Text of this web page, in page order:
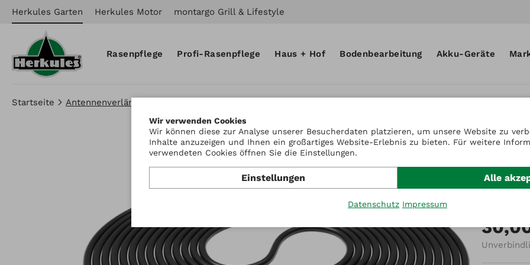
Herkules Garten Herkules Motor montargo Grill & Lifestyle
Rasenpflege Profi-Rasenpflege Haus + Hof Bodenbearbeitung Akku-Geräte
Startseite Antennenverlängerungskabel 3-Polig
(10m)
Wir verwenden Cookies
Wir können diese zur Analyse unserer Besucherdaten platzieren, um unsere Website zu
Inhalte anzuzeigen und Ihnen ein großartiges Website-Erlebnis zu bieten. Für weitere
verwendeten Cookies öffnen Sie die Einstellungen.
Einstellungen Alle
Datenschutz Impressum